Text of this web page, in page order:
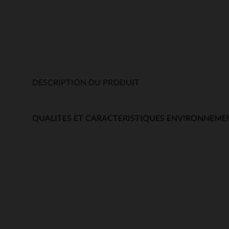
DESCRIPTION DU PRODUIT
QUALITES ET CARACTERISTIQUES